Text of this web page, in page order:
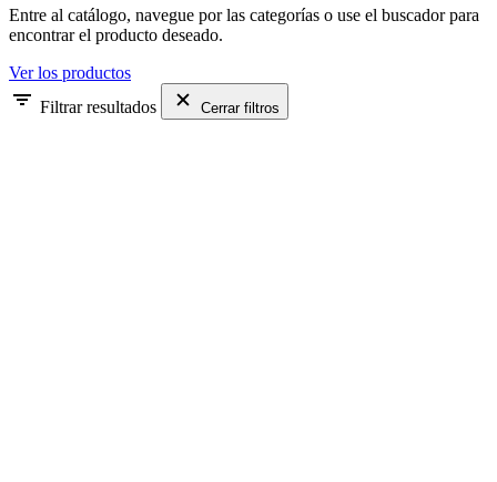
Entre al catálogo, navegue por las categorías o use el buscador para
encontrar el producto deseado.
Ver los productos
Filtrar resultados
Cerrar filtros